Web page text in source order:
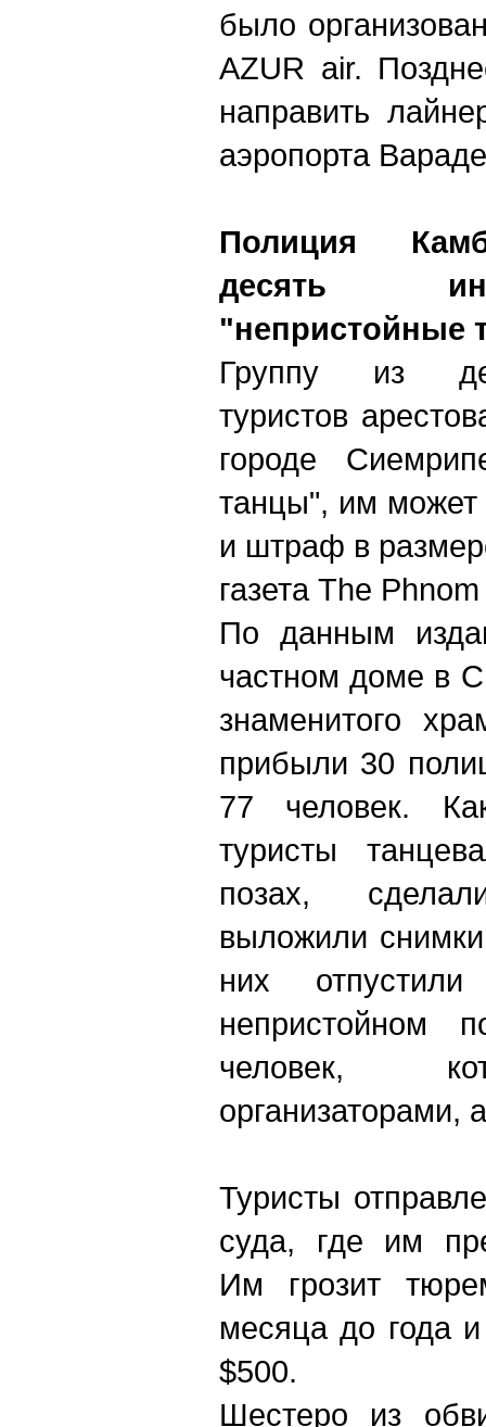
было
AZUR air.
направить
аэропорта
Полиция
десять
"непристойные
Группу из
туристов
городе
танцы", им может
и штраф в
газета The
По данным
частном доме в
знаменитого
прибыли 30
77 человек.
туристы
позах,
выложили
них
непристойном
человек,
организаторами,
Туристы
суда, где им
Им грозит
месяца до года
$500.
Шестеро из